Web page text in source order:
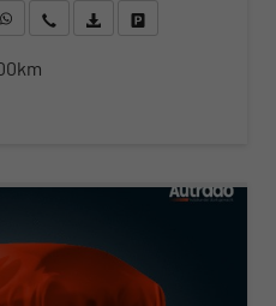
WhatsApp anfragen
Wir rufen Sie anFahrzeugexposé (PDF)
Fahrzeug parken